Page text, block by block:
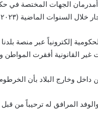
الجهات المختصة في
كافة أسواق السودان بما فيها سوق أمدرمان.
إلكترونياً عبر منصة بلدنا
القانونية أفقرت المواطن
داخل وخارج البلاد بأن
المرافق له ترحيباً من